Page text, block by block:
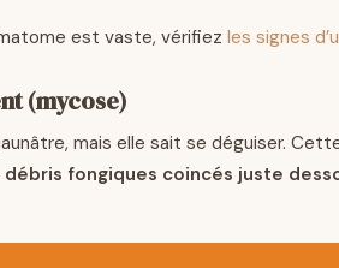
est vaste, vérifiez les signes
(mycose)
mais elle sait se déguiser.
fongiques coincés juste